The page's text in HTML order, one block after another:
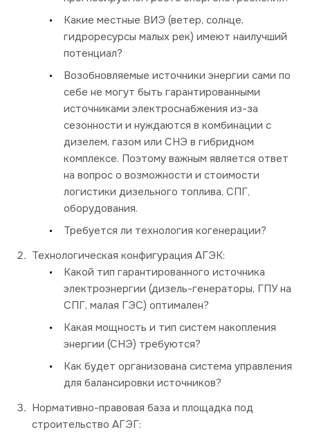
Какие местные ВИЭ (ветер, солнце,
гидроресурсы малых рек) имеют наилучший
потенциал?
Возобновляемые источники энергии сами по
себе не могут быть гарантированными
источниками электроснабжения из-за
сезонности и нуждаются в комбинации с
дизелем, газом или СНЭ в гибридном
комплексе. Поэтому важным является ответ
на вопрос о возможности и стоимости
логистики дизельного топлива, СПГ,
оборудования.
Требуется ли технология когенерации?
Технологическая конфигурация АГЭК:
Какой тип гарантированного источника
электроэнергии (дизель-генераторы, ГПУ на
СПГ, малая ГЭС) оптимален?
Какая мощность и тип систем накопления
энергии (СНЭ) требуются?
Как будет организована система управления
для балансировки источников?
Нормативно-правовая база и площадка под
строительство АГЭГ: